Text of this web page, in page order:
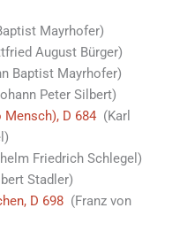
Mayrhofer)
August Bürger)
Baptist Mayrhofer)
Peter Silbert)
Mensch), D 684(Karl
Friedrich Schlegel)
Stadler)
D 698(Franz von